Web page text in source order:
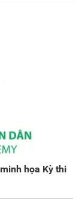
họa Kỳ thi